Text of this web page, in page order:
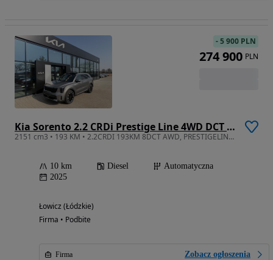
Kia Sorento 2.2 CRDi Prestige Line 4WD DCT 7os
2151 cm3 • 193 KM • 2.2CRDI 193KM 8DCT AWD, PRESTIGELINE+PNS, Dostępny od ręki!!!
10 km Diesel
Automatyczna
2025
Łowicz (Łódzkie)
Firma • Podbite
Firma Zobacz ogłoszenia
-5 900 PLN
274 900 PLN